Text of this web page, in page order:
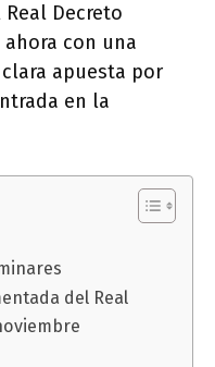
Decreto
con una
apuesta por
en la
del Real